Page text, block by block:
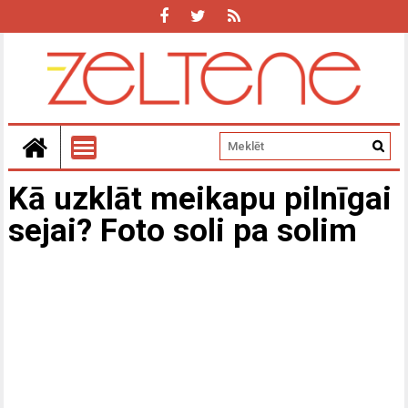
Kā uzklāt meikapu pilnīgai
sejai? Foto soli pa solim